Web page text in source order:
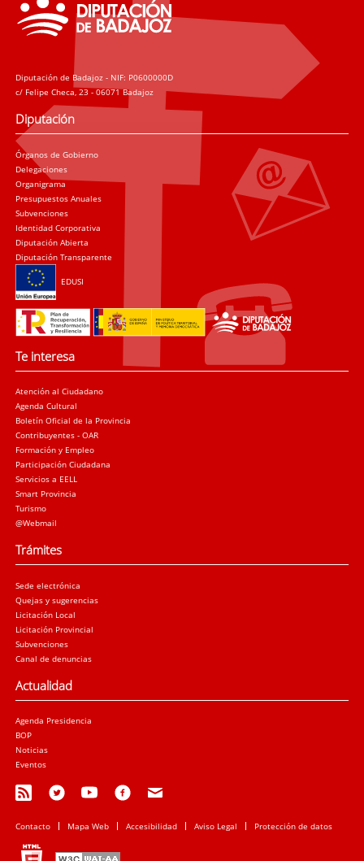
Diputación de Badajoz - NIF: P0600000D
c/ Felipe Checa, 23 - 06071 Badajoz
Diputación
Órganos de Gobierno
Delegaciones
Organigrama
Presupuestos Anuales
Subvenciones
Identidad Corporativa
Diputación Abierta
Diputación Transparente
EDUSI
Te interesa
Atención al Ciudadano
Agenda Cultural
Boletín Oficial de la Provincia
Contribuyentes - OAR
Formación y Empleo
Participación Ciudadana
Servicios a EELL
Smart Provincia
Turismo
@Webmail
Trámites
Sede electrónica
Quejas y sugerencias
Licitación Local
Licitación Provincial
Subvenciones
Canal de denuncias
Actualidad
Agenda Presidencia
BOP
Noticias
Eventos
Contacto Mapa Web Accesibilidad Aviso Legal Protección de datos